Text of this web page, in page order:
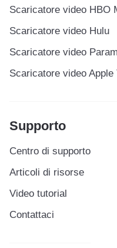
Scaricatore video HBO
Scaricatore video Hulu
Scaricatore video
Scaricatore video Apple
Supporto
Centro di supporto
Articoli di risorse
Video tutorial
Contattaci